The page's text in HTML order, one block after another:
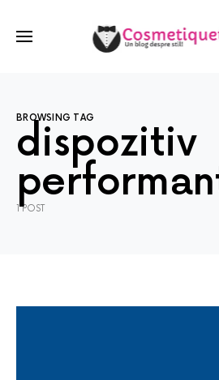
BROWSING TAG
dispozitiv
1 POST